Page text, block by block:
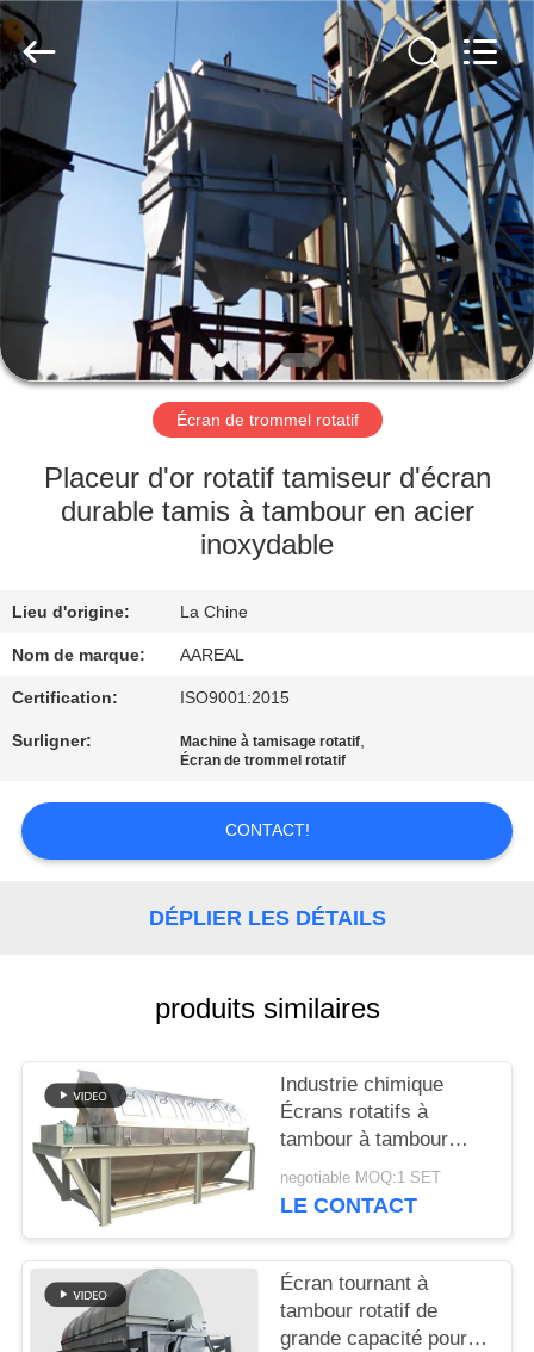
À
LA
MAISON
PRODUITS
À
PROPOS
NOUS
L'USINE
CONTRÔLE
DE
QUALITÉ
CONTACTER
DEMANDEZ
PLAN
DU
SITE
PRIVACY
POLICY
2026
Xinxiang
AAREAL
Machine
Co.,Ltd.
All
Rights
Écran de trommel rotatif
Placeur d'or rotatif tamiseur d'écran
durable tamis à tambour en acier
inoxydable
Lieu d'origine: La Chine
Nom de marque: AAREAL
Certification: ISO9001:2015
Surligner: Machine à tamisage rotatif,
Écran de trommel rotatif
CONTACT!
DÉPLIER LES DÉTAILS
produits similaires
Industrie chimique
Écrans rotatifs à
tambour à tambour
rotatifs
negotiable MOQ:1 SET
LE CONTACT
Écran tournant à
tambour rotatif de
grande capacité pour